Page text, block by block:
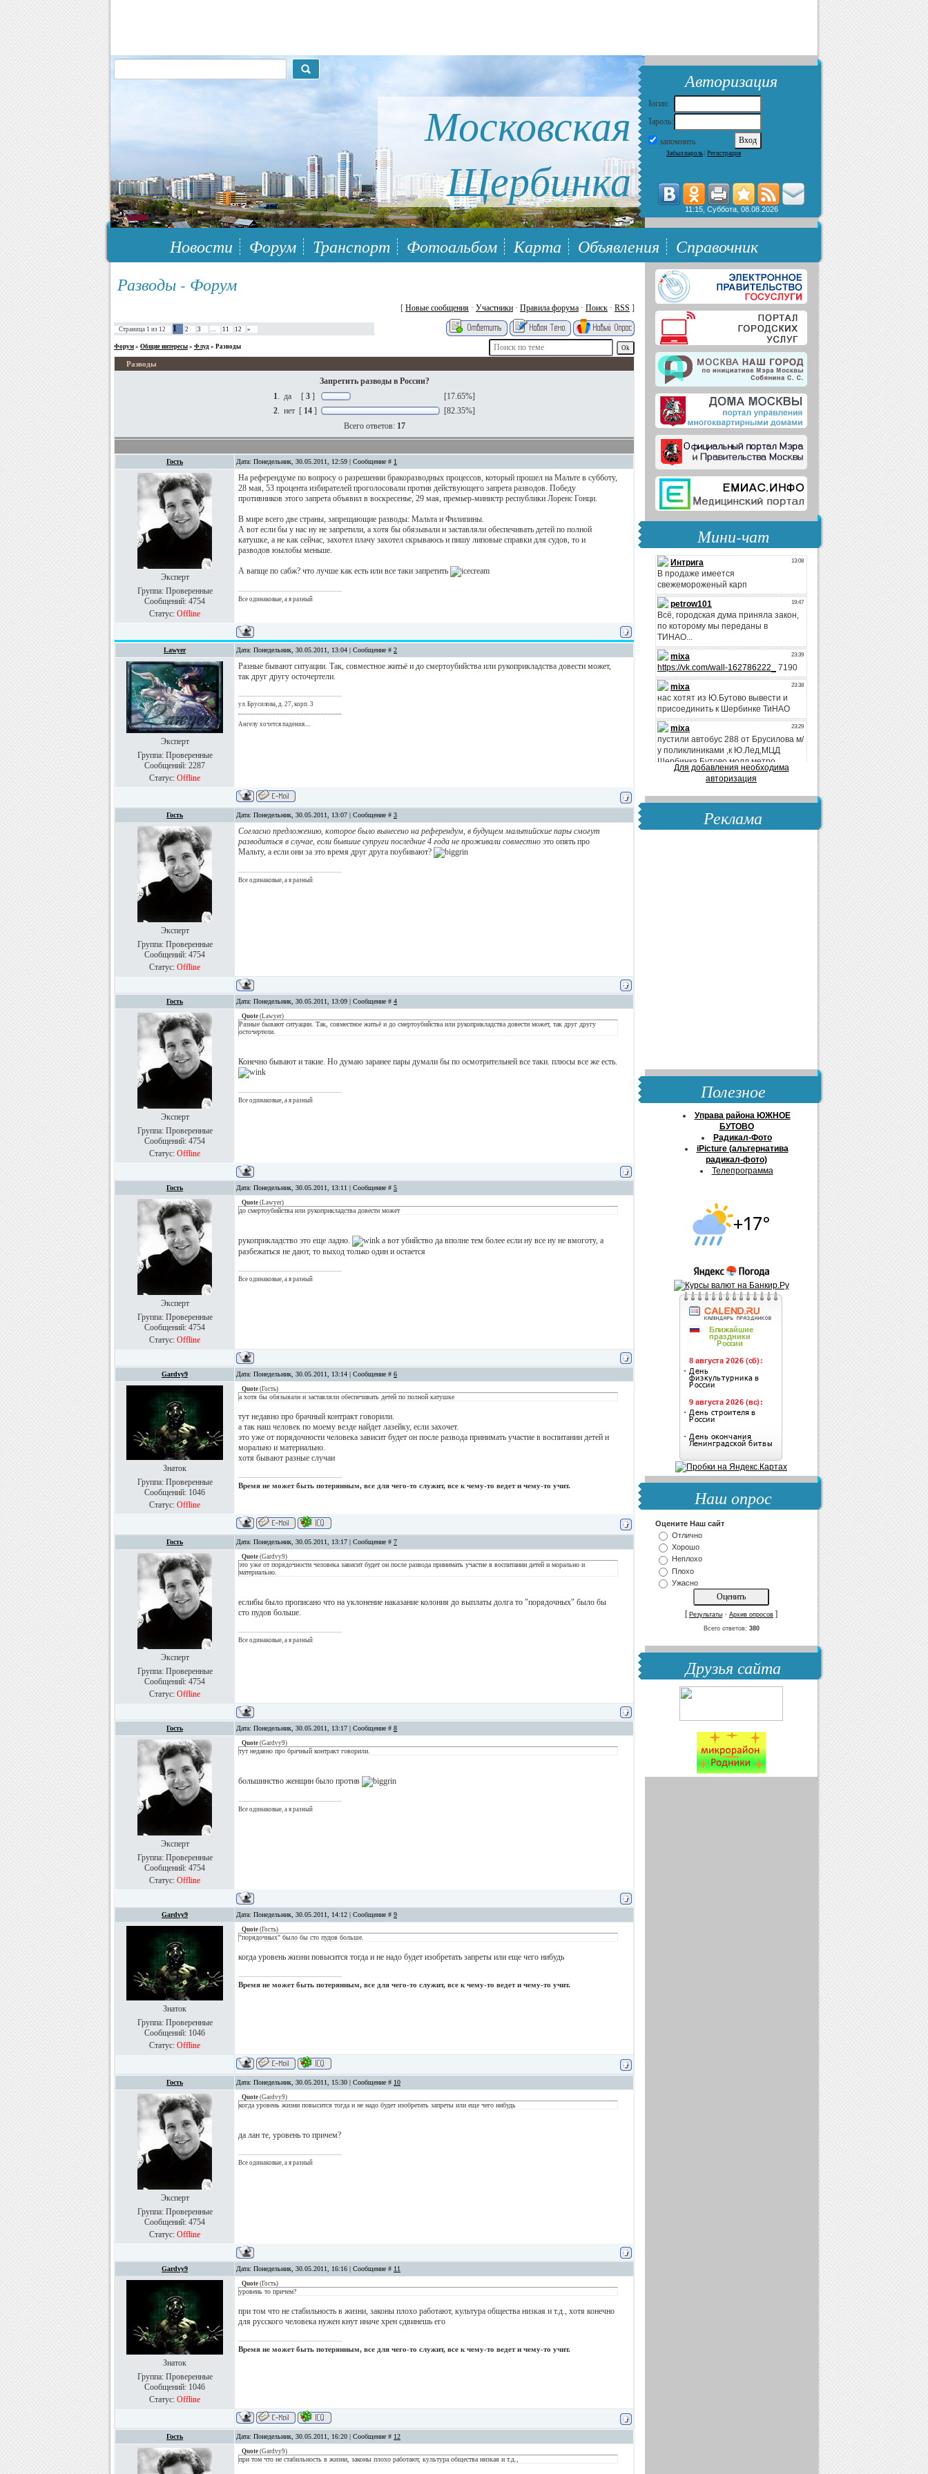
Московская
Щербинка
117148, г.Москва, ЮЗАО, муниципальный район Южное Бутово
Авторизация
Логин:
Пароль:
запомнить
Забыл пароль Регистрация
11:15, Суббота, 08.08.2026
Новости Форум Транспорт Фотоальбом Карта Объявления
Справочник
Разводы - Форум
[ Новые сообщения · Участники · Правила форума · Поиск · RSS ]
Страница 1 из 12 1 2 3 … 11 12 »
Форум » Общие интересы » Флуд » Разводы
Разводы
Запретить разводы в России?
1. да [ 3 ]
[17.65%]
2. нет [ 14 ]
[82.35%]
Всего ответов: 17
Гость Дата: Понедельник, 30.05.2011, 12:59 | Сообщение # 1
Эксперт
Группа: Проверенные
Сообщений: 4754
Статус: Offline
На референдуме по вопросу о разрешении бракоразводных процессов, который прошел на Мальте в субботу,
28 мая, 53 процента избирателей проголосовали против действующего запрета разводов. Победу
противников этого запрета объявил в воскресенье, 29 мая, премьер-министр республики Лоренс Гонци.
В мире всего две страны, запрещающие разводы: Мальта и Филипины.
А вот если бы у нас ну не запретили, а хотя бы обязывали и заставляли обеспечивать детей по полной
катушке, а не как сейчас, захотел плачу захотел скрываюсь и пишу липовые справки для судов, то и
разводов юылобы меньше.
А вапще по сабж? что лучше как есть или все таки запретить
Все одинаковые, а я разный
Lawyer Дата: Понедельник, 30.05.2011, 13:04 | Сообщение # 2
Эксперт
Группа: Проверенные
Сообщений: 2287
Статус: Offline
Разные бывают ситуации. Так, совместное житьё и до смертоубийства или рукоприкладства довести может,
так друг другу осточертели.
ул. Брусилова, д. 27, корп. 3
Ангелу хочется падения....
Гость Дата: Понедельник, 30.05.2011, 13:07 | Сообщение # 3
Эксперт
Группа: Проверенные
Сообщений: 4754
Статус: Offline
Согласно предложению, которое было вынесено на референдум, в будущем мальтийские пары смогут
разводиться в случае, если бывшие супруги последние 4 года не проживали совместно это опять про
Мальту, а если они за это время друг друга поубивают?
Все одинаковые, а я разный
Гость Дата: Понедельник, 30.05.2011, 13:09 | Сообщение # 4
Эксперт
Группа: Проверенные
Сообщений: 4754
Статус: Offline
Quote (Lawyer)
Разные бывают ситуации. Так, совместное житьё и до смертоубийства или рукоприкладства довести может, так друг другу
осточертели.
Конечно бывают и такие. Но думаю заранее пары думали бы по осмотрительней все таки. плюсы все же есть.
Все одинаковые, а я разный
Гость Дата: Понедельник, 30.05.2011, 13:11 | Сообщение # 5
Эксперт
Группа: Проверенные
Сообщений: 4754
Статус: Offline
Quote (Lawyer)
до смертоубийства или рукоприкладства довести может
рукоприкладство это еще ладно.
а вот убийство да вполне тем более если ну все ну не вмоготу, а
разбежаться не дают, то выход только один и остается
Все одинаковые, а я разный
Gardvy9 Дата: Понедельник, 30.05.2011, 13:14 | Сообщение # 6
Знаток
Группа: Проверенные
Сообщений: 1046
Статус: Offline
Quote (Гость)
а хотя бы обязывали и заставляли обеспечивать детей по полной катушке
тут недавно про брачный контракт говорили.
а так наш человек по моему везде найдет лазейку, если захочет.
это уже от порядочности человека зависит будет он после развода принимать участие в воспитании детей и
морально и материально.
хотя бывают разные случаи
Время не может быть потерянным, все для чего-то служит, все к чему-то ведет и чему-то учит.
Гость Дата: Понедельник, 30.05.2011, 13:17 | Сообщение # 7
Эксперт
Группа: Проверенные
Сообщений: 4754
Статус: Offline
Quote (Gardvy9)
это уже от порядочности человека зависит будет он после развода принимать участие в воспитании детей и морально и
материально.
еслибы было прописано что на уклонение наказание колония до выплаты долга то "порядочных" было бы
сто пудов больше.
Все одинаковые, а я разный
Гость Дата: Понедельник, 30.05.2011, 13:17 | Сообщение # 8
Эксперт
Группа: Проверенные
Сообщений: 4754
Статус: Offline
Quote (Gardvy9)
тут недавно про брачный контракт говорили.
большинство женщин было против
Все одинаковые, а я разный
Gardvy9 Дата: Понедельник, 30.05.2011, 14:12 | Сообщение # 9
Знаток
Группа: Проверенные
Сообщений: 1046
Статус: Offline
Quote (Гость)
"порядочных" было бы сто пудов больше.
когда уровень жизни повысится тогда и не надо будет изобретать запреты или еще чего нибудь
Время не может быть потерянным, все для чего-то служит, все к чему-то ведет и чему-то учит.
Гость Дата: Понедельник, 30.05.2011, 15:30 | Сообщение # 10
Эксперт
Группа: Проверенные
Сообщений: 4754
Статус: Offline
Quote (Gardvy9)
когда уровень жизни повысится тогда и не надо будет изобретать запреты или еще чего нибудь
да лан те, уровень то причем?
Все одинаковые, а я разный
Gardvy9 Дата: Понедельник, 30.05.2011, 16:16 | Сообщение # 11
Знаток
Группа: Проверенные
Сообщений: 1046
Статус: Offline
Quote (Гость)
уровень то причем?
при том что не стабильность в жизни, законы плохо работают, культура общества низкая и т.д., хотя конечно
для русского человека нужен кнут иначе хрен сдвинешь его
Время не может быть потерянным, все для чего-то служит, все к чему-то ведет и чему-то учит.
Гость Дата: Понедельник, 30.05.2011, 16:20 | Сообщение # 12
Quote (Gardvy9)
при том что не стабильность в жизни, законы плохо работают, культура общества низкая и т.д.,
Мини-чат
Для добавления необходима
авторизация
Реклама
Полезное
Управа района ЮЖНОЕ
БУТОВО
Радикал-Фото
iPicture (альтернатива
радикал-фото)
Телепрограмма
Наш опрос
Оцените Наш сайт
Отлично
Хорошо
Неплохо
Плохо
Ужасно
[ Результаты · Архив опросов ]
Всего ответов: 380
Друзья сайта